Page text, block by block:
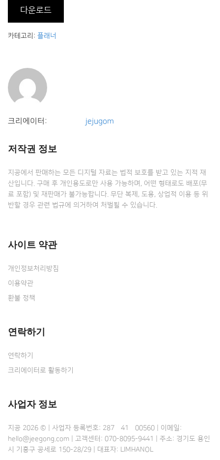
다운로드
카테고리: 플래너
크리에이터: jejugom
저작권 정보
지공에서 판매하는 모든 디지털 자료는 법적 보호를 받고 있는 지적 재
산입니다. 구매 후 개인용도로만 사용 가능하며, 어떤 형태로도 배포(무
료 포함) 및 재판매가 불가능합니다. 무단 복제, 도용, 상업적 이용 등 위
반할 경우 관련 법규에 의거하여 처벌될 수 있습니다.
사이트 약관
개인정보처리방침
이용약관
환불 정책
연락하기
연락하기
크리에이터로 활동하기
사업자 정보
지공 2026 © | 사업자 등록번호: 287•41•00560 | 이메일:
hello@jeegong.com | 고객센터: 070-8095-9441 | 주소: 경기도 용인
시 기흥구 공세로 150-28/29 | 대표자: LIMHANOL